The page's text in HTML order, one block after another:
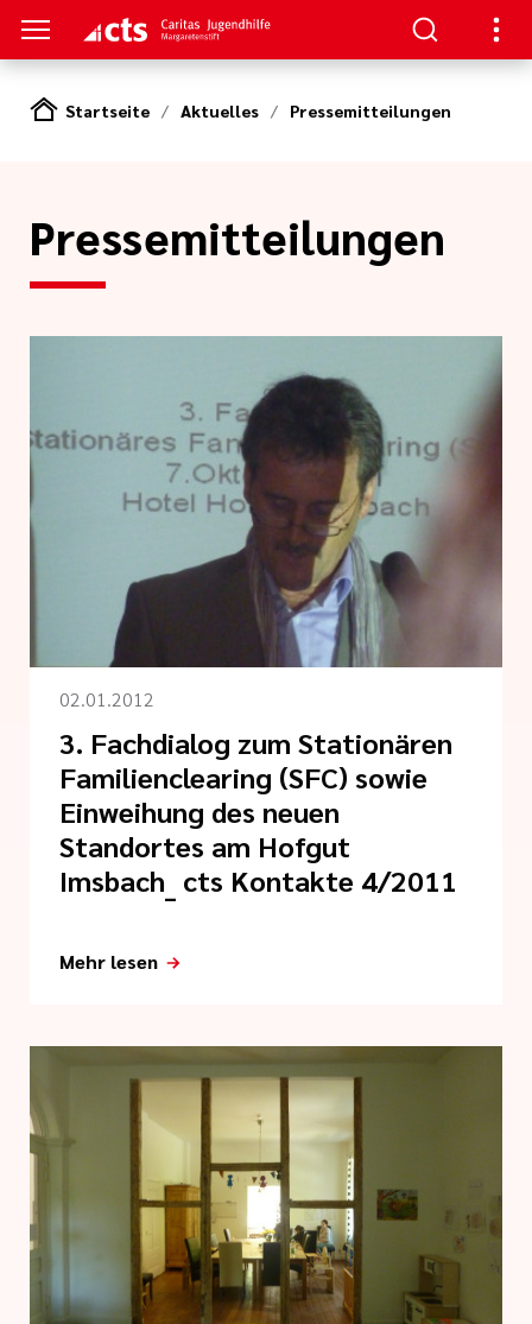
Dienst
Startseite Aktuelles Pressemitteilungen
Pressemitteilungen
02.01.2012
3. Fachdialog zum Stationären
Familienclearing (SFC) sowie
Einweihung des neuen
Standortes am Hofgut
Imsbach_ cts Kontakte 4/2011
Mehr lesen